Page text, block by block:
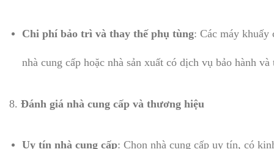
Chi phí bảo trì và thay thế phụ tùng: Các máy khuấy
nhà cung cấp hoặc nhà sản xuất có dịch vụ bảo hành
8. Đánh giá nhà cung cấp và thương hiệu
Uy tín nhà cung cấp: Chọn nhà cung cấp uy tín, có